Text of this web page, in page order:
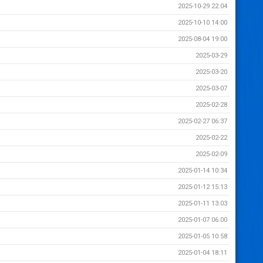
2025-10-29 22:04
2025-10-10 14:00
2025-08-04 19:00
2025-03-29
2025-03-20
2025-03-07
2025-02-28
2025-02-27 06:37
2025-02-22
2025-02-09
2025-01-14 10:34
2025-01-12 15:13
2025-01-11 13:03
2025-01-07 06:00
2025-01-05 10:58
2025-01-04 18:11